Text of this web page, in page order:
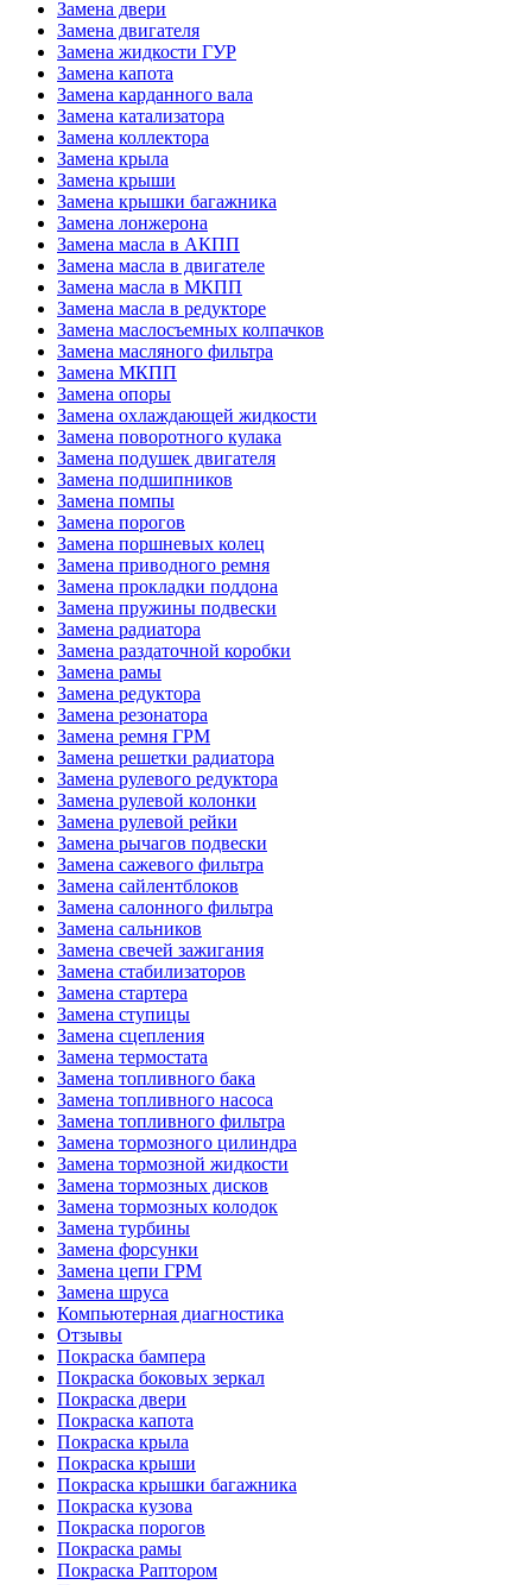
Замена двери
Замена двигателя
Замена жидкости ГУР
Замена капота
Замена карданного вала
Замена катализатора
Замена коллектора
Замена крыла
Замена крыши
Замена крышки багажника
Замена лонжерона
Замена масла в АКПП
Замена масла в двигателе
Замена масла в МКПП
Замена масла в редукторе
Замена маслосъемных колпачков
Замена масляного фильтра
Замена МКПП
Замена опоры
Замена охлаждающей жидкости
Замена поворотного кулака
Замена подушек двигателя
Замена подшипников
Замена помпы
Замена порогов
Замена поршневых колец
Замена приводного ремня
Замена прокладки поддона
Замена пружины подвески
Замена радиатора
Замена раздаточной коробки
Замена рамы
Замена редуктора
Замена резонатора
Замена ремня ГРМ
Замена решетки радиатора
Замена рулевого редуктора
Замена рулевой колонки
Замена рулевой рейки
Замена рычагов подвески
Замена сажевого фильтра
Замена сайлентблоков
Замена салонного фильтра
Замена сальников
Замена свечей зажигания
Замена стабилизаторов
Замена стартера
Замена ступицы
Замена сцепления
Замена термостата
Замена топливного бака
Замена топливного насоса
Замена топливного фильтра
Замена тормозного цилиндра
Замена тормозной жидкости
Замена тормозных дисков
Замена тормозных колодок
Замена турбины
Замена форсунки
Замена цепи ГРМ
Замена шруса
Компьютерная диагностика
Отзывы
Покраска бампера
Покраска боковых зеркал
Покраска двери
Покраска капота
Покраска крыла
Покраска крыши
Покраска крышки багажника
Покраска кузова
Покраска порогов
Покраска рамы
Покраска Раптором